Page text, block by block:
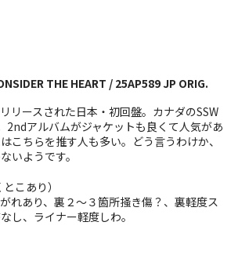
THE HEART / 25AP589 JP ORIG.
リースされた日本・初回盤。カナダのSSW
2ndアルバムがジャケットも良くて人気があ
こちらを推す人も多い。どう言うわけか、
いようです。
こあり）
れあり、裏２〜３箇所掻き傷？、裏軽度ス
し、ライナー軽度しわ。